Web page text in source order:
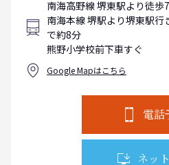
南海高野線 堺東駅より徒歩
南海本線 堺駅より堺東駅
で約8分
熊野小学校前下車すぐ
Google Mapはこちら
電話
ネッ